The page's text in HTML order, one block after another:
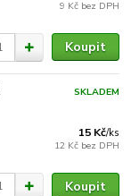
9 Kč bez DPH
Koupit
15 Kč/ks
12 Kč bez DPH
SKLADEM
Koupit